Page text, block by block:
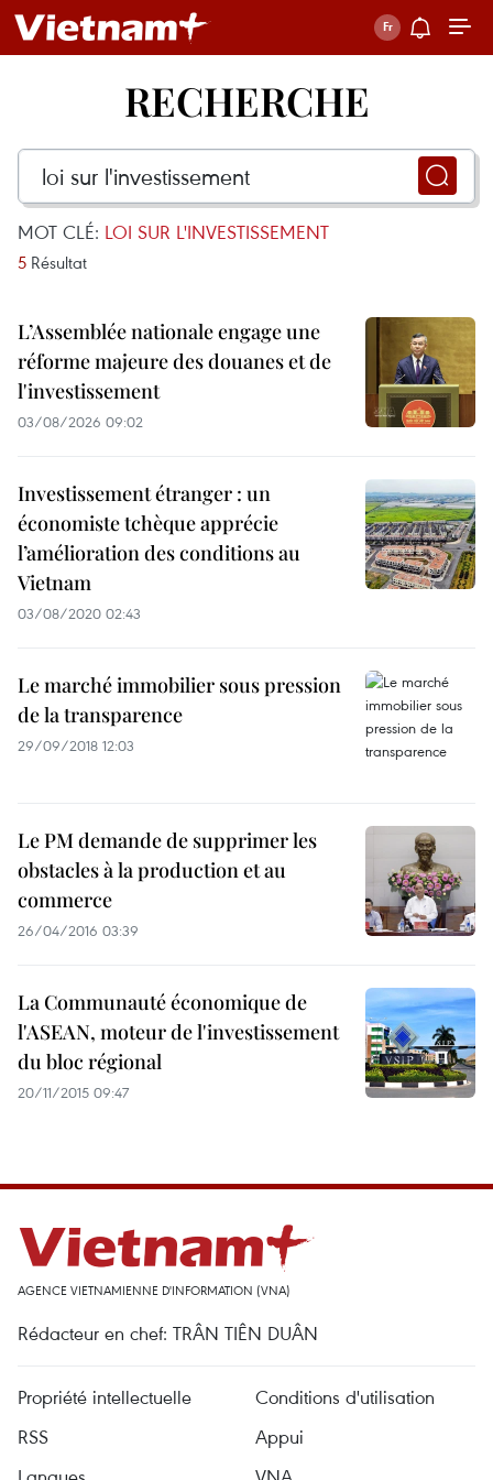
RECHERCHE
MOT CLÉ: LOI SUR L'INVESTISSEMENT
5 Résultat
L’Assemblée nationale engage une
réforme majeure des douanes et de
l'investissement
03/08/2026 09:02
Investissement étranger : un
économiste tchèque apprécie
l’amélioration des conditions au
Vietnam
03/08/2020 02:43
Le marché immobilier sous pression
de la transparence
29/09/2018 12:03
Le PM demande de supprimer les
obstacles à la production et au
commerce
26/04/2016 03:39
La Communauté économique de
l'ASEAN, moteur de l'investissement
du bloc régional
20/11/2015 09:47
AGENCE VIETNAMIENNE D'INFORMATION (VNA)
Rédacteur en chef: TRÂN TIÊN DUÂN
Propriété intellectuelle
Conditions d'utilisation
RSS
Appui